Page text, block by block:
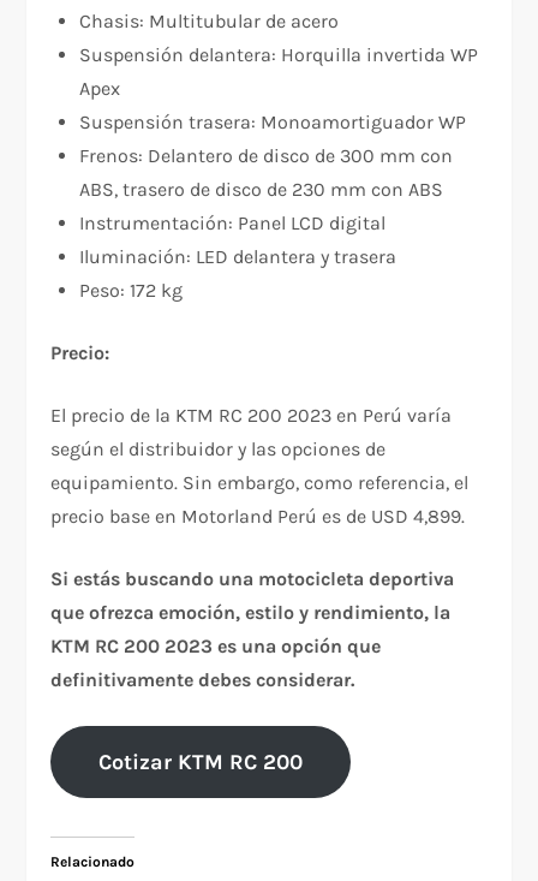
Chasis: Multitubular de acero
Suspensión delantera: Horquilla invertida WP
Apex
Suspensión trasera: Monoamortiguador WP
Frenos: Delantero de disco de 300 mm con
ABS, trasero de disco de 230 mm con ABS
Instrumentación: Panel LCD digital
Iluminación: LED delantera y trasera
Peso: 172 kg
Precio:
El precio de la KTM RC 200 2023 en Perú varía
según el distribuidor y las opciones de
equipamiento. Sin embargo, como referencia, el
precio base en Motorland Perú es de USD 4,899.
Si estás buscando una motocicleta deportiva
que ofrezca emoción, estilo y rendimiento, la
KTM RC 200 2023 es una opción que
definitivamente debes considerar.
Cotizar KTM RC 200
Relacionado